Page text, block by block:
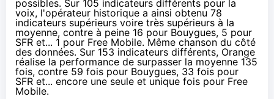
possibles. Sur 105 indicateurs différents pour la
voix, l'opérateur historique a ainsi obtenu 78
indicateurs supérieurs voire très supérieurs à la
moyenne, contre à peine 16 pour Bouygues, 5 pour
SFR et... 1 pour Free Mobile. Même chanson du côté
des données. Sur 153 indicateurs différents, Orange
réalise la performance de surpasser la moyenne 135
fois, contre 59 fois pour Bouygues, 33 fois pour
SFRet... encore une seule et unique fois pour Free
Mobile.